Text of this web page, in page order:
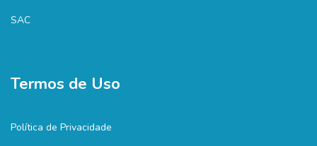
SAC
Termos de Uso
Política de Privacidade